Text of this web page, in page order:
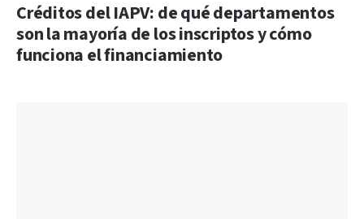
Créditos del IAPV: de qué departamentos
son la mayoría de los inscriptos y cómo
funciona el financiamiento